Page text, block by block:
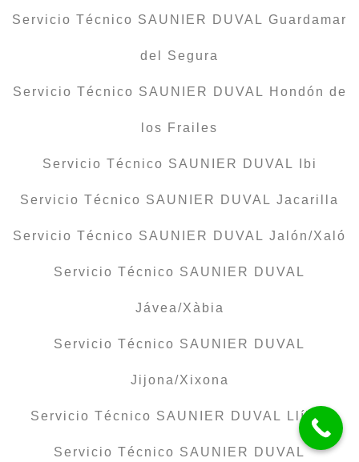
Servicio Técnico SAUNIER DUVAL Guardamar
del Segura
Servicio Técnico SAUNIER DUVAL Hondón de
los Frailes
Servicio Técnico SAUNIER DUVAL Ibi
Servicio Técnico SAUNIER DUVAL Jacarilla
Servicio Técnico SAUNIER DUVAL Jalón/Xaló
Servicio Técnico SAUNIER DUVAL
Jávea/Xàbia
Servicio Técnico SAUNIER DUVAL
Jijona/Xixona
Servicio Técnico SAUNIER DUVAL Llíber
Servicio Técnico SAUNIER DUVAL